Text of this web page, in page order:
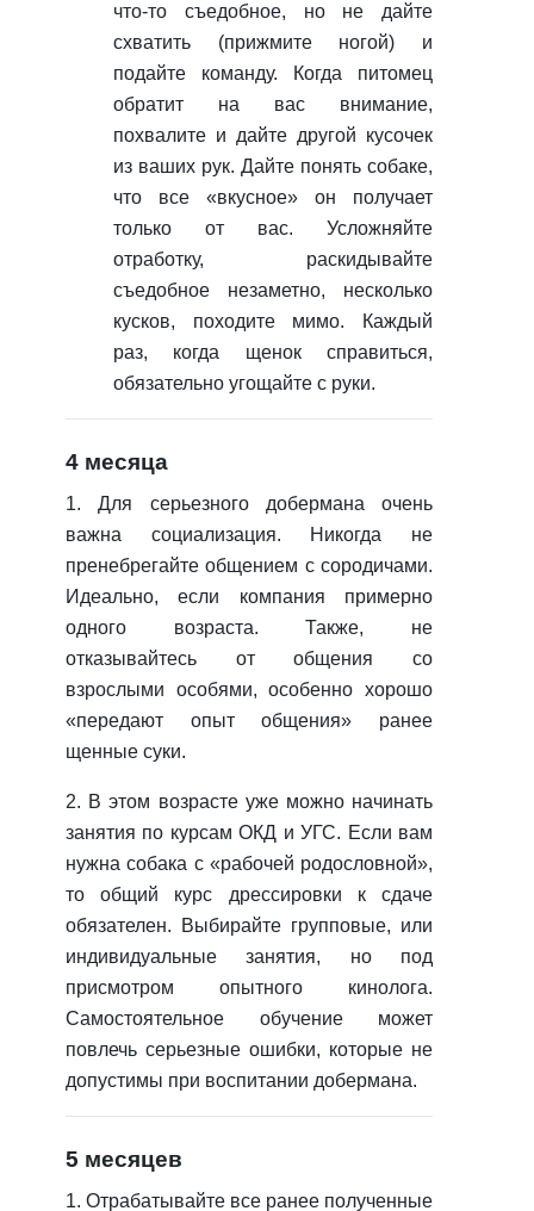
что-то съедобное, но не дайте
схватить (прижмите ногой) и
подайте команду. Когда питомец
обратит на вас внимание,
похвалите и дайте другой кусочек
из ваших рук. Дайте понять собаке,
что все «вкусное» он получает
только от вас. Усложняйте
отработку, раскидывайте
съедобное незаметно, несколько
кусков, походите мимо. Каждый
раз, когда щенок справиться,
обязательно угощайте с руки.
4 месяца
1. Для серьезного добермана очень
важна социализация. Никогда не
пренебрегайте общением с сородичами.
Идеально, если компания примерно
одного возраста. Также, не
отказывайтесь от общения со
взрослыми особями, особенно хорошо
«передают опыт общения» ранее
щенные суки.
2. В этом возрасте уже можно начинать
занятия по курсам ОКД и УГС. Если вам
нужна собака с «рабочей родословной»,
то общий курс дрессировки к сдаче
обязателен. Выбирайте групповые, или
индивидуальные занятия, но под
присмотром опытного кинолога.
Самостоятельное обучение может
повлечь серьезные ошибки, которые не
допустимы при воспитании добермана.
5 месяцев
1. Отрабатывайте все ранее полученные